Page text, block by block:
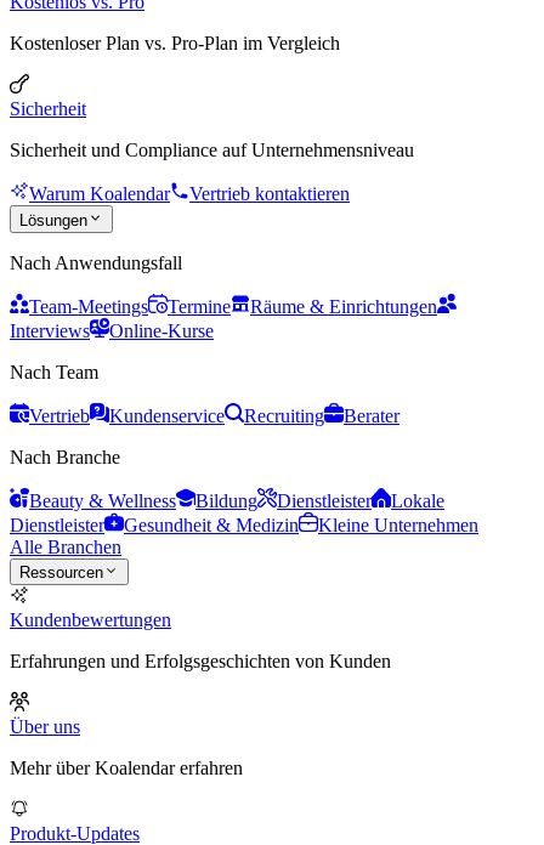
Kostenloser Plan vs. Pro-Plan im Vergleich
Sicherheit
Sicherheit und Compliance auf Unternehmensniveau
Warum Koalendar Vertrieb kontaktieren
Lösungen
Nach Anwendungsfall
Team-Meetings Termine
Räume & Einrichtungen
Interviews
Online-Kurse
Nach Team
Vertrieb Kundenservice Recruiting
Berater
Nach Branche
Beauty & Wellness Bildung Dienstleister
Lokale
Dienstleister
Gesundheit & Medizin
Kleine Unternehmen
Alle Branchen
Ressourcen
Kundenbewertungen
Erfahrungen und Erfolgsgeschichten von Kunden
Über uns
Mehr über Koalendar erfahren
Produkt-Updates